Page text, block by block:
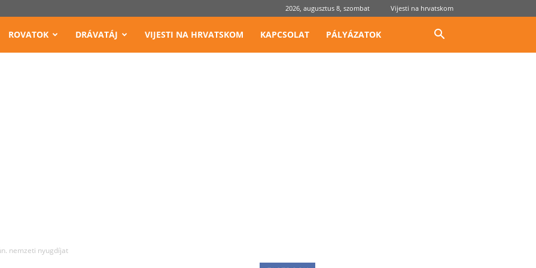
2026, augusztus 8, szombat Vijesti na hrvatskom
ROVATOK DRÁVATÁJ VIJESTI NA HRVATSKOM KAPCSOLAT PÁLYÁZATOK
nemzeti nyugdíjat